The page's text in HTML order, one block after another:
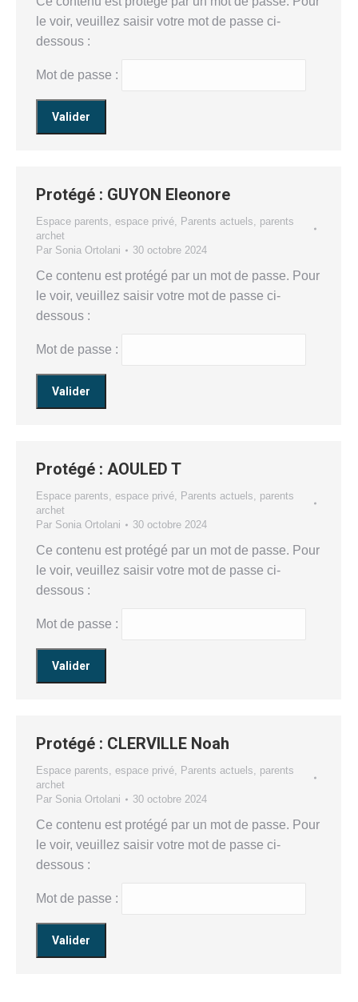
le voir, veuillez saisir votre mot de passe ci-
dessous :
Mot de passe :
Protégé : GUYON Eleonore
Espace parents, espace privé, Parents actuels, parents
archet
Par Sonia Ortolani 30 octobre 2024
Ce contenu est protégé par un mot de passe. Pour
le voir, veuillez saisir votre mot de passe ci-
dessous :
Mot de passe :
Protégé : AOULED T
Espace parents, espace privé, Parents actuels, parents
archet
Par Sonia Ortolani 30 octobre 2024
Ce contenu est protégé par un mot de passe. Pour
le voir, veuillez saisir votre mot de passe ci-
dessous :
Mot de passe :
Protégé : CLERVILLE Noah
Espace parents, espace privé, Parents actuels, parents
archet
Par Sonia Ortolani 30 octobre 2024
Ce contenu est protégé par un mot de passe. Pour
le voir, veuillez saisir votre mot de passe ci-
dessous :
Mot de passe :